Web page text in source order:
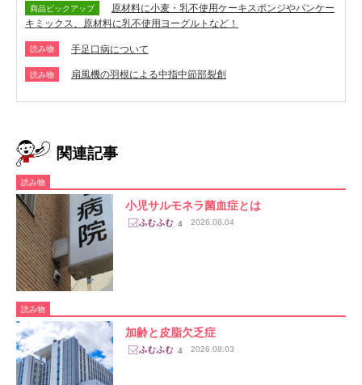
商品ピックアップ
原材料に小麦・乳不使用ケーキスポンジやパンケー
キミックス、原材料に乳不使用ヨーグルトなど！
読み物 手足口病について
読み物 扇風機の羽根による中指中節部裂創
関連記事
読み物
小児サルモネラ菌血症とは
4 2026.08.04
読み物
加齢と皮脂欠乏症
4 2026.08.03